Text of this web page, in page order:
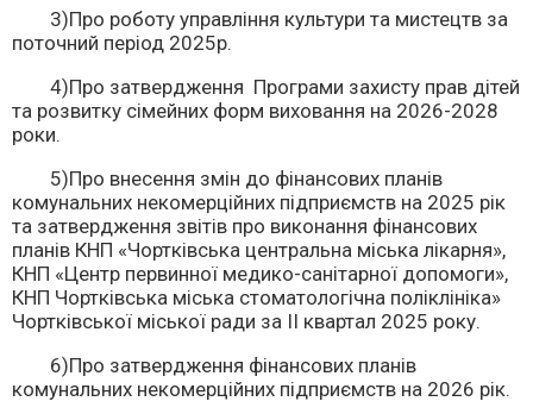
3)Про роботу управління культури та мистецтв за
поточний період 2025р.
4)Про затвердження Програми захисту прав дітей
та розвитку сімейних форм виховання на 2026-2028
роки.
5)Про внесення змін до фінансових планів
комунальних некомерційних підприємств на 2025 рік
та затвердження звітів про виконання фінансових
планів КНП «Чортківська центральна міська лікарня»,
КНП «Центр первинної медико-санітарної допомоги»,
КНП Чортківська міська стоматологічна поліклініка»
Чортківської міської ради за IІ квартал 2025 року.
6)Про затвердження фінансових планів
комунальних некомерційних підприємств на 2026 рік.